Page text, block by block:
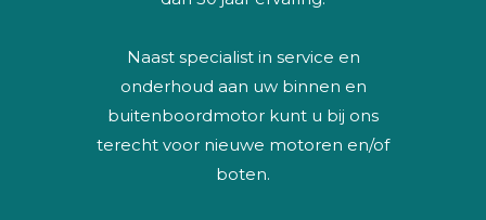
Naast specialist in service en
onderhoud aan uw binnen en
buitenboordmotor kunt u bij ons
terecht voor nieuwe motoren en/of
boten.